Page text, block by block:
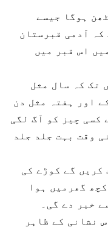
ہوگا جیسے
آدمی قبرستان
اس قبر میں
تک کہ سال مثل
اور ہفتہ مثل دن
کسی چیز کو آگ لگی
وقت بہت جلد جلد
کریں گے کوڑے کی
گھرمیں ہوا
خبر دے گی۔
گااس نشانی کے ظاہر